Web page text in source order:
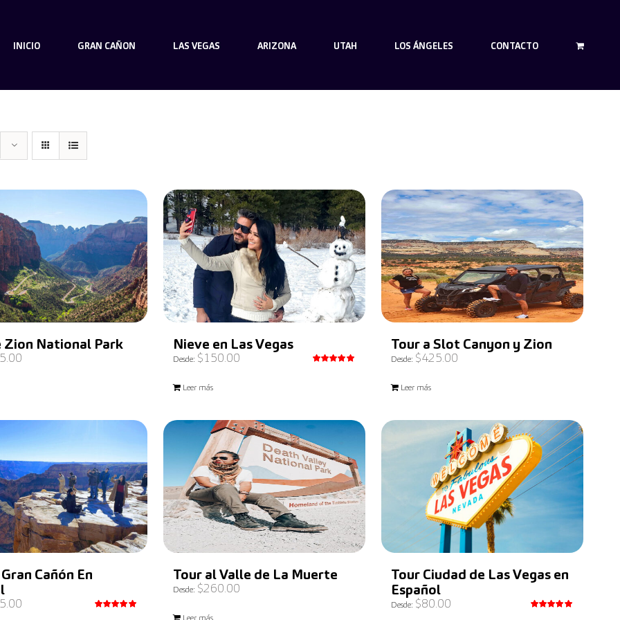
INICIO GRAN CAÑON LAS VEGAS ARIZONA UTAH LOS ÁNGELES CONTACTO
Zion National Park Nieve en Las Vegas
Desde: $150.00
Leer más
Tour a Slot Canyon y Zion
Desde: $425.00
Leer más
Cañón En
Tour al Valle de La Muerte
Desde: $260.00
Leer más
Tour Ciudad de Las Vegas en
Español
Desde: $80.00